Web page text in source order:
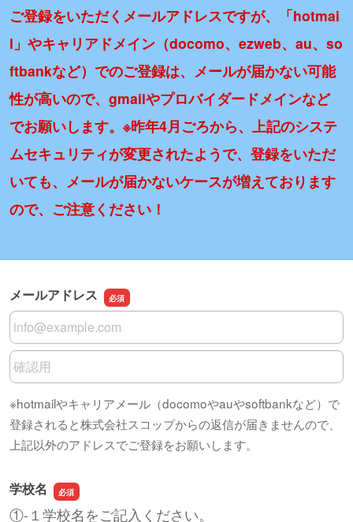
ご登録をいただくメールアドレスですが、「hotmai
l」やキャリアドメイン（docomo、ezweb、au、so
ftbankなど）でのご登録は、
メールが届かない可能
性が高いので、gmailやプロバイダードメインなど
でお願いします。※昨年4月ごろから、上記のシステ
ムセキュリティが変更されたようで、登録をいただ
いても、メールが届かないケースが増えております
ので、ご注意ください！
メールアドレス
メールアドレス
メールアドレスの確認用
※hotmailやキャリアメール（docomoやauやsoftbankなど）で
登録されると株式会社スコップからの返信が届きませんので、
上記以外のアドレスでご登録をお願いします。
学校名
①-１学校名をご記入ください。